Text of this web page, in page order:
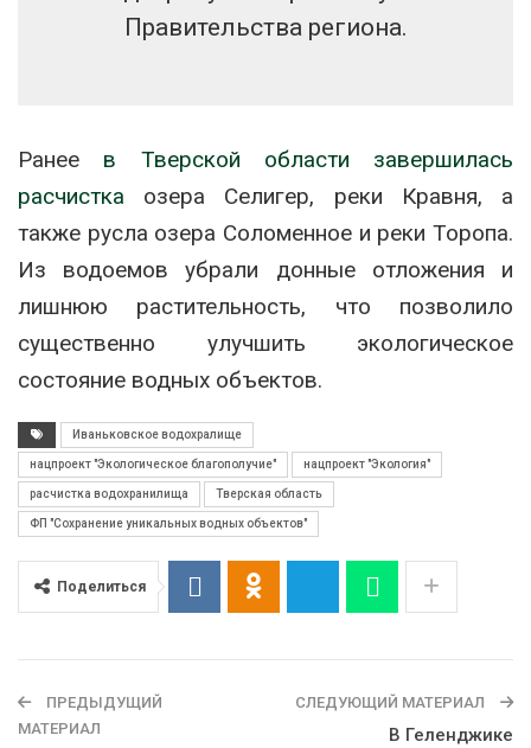
Правительства региона.
Ранее в Тверской области завершилась
расчистка озера Селигер, реки Кравня, а
также русла озера Соломенное и реки Торопа.
Из водоемов убрали донные отложения и
лишнюю растительность, что позволило
существенно улучшить экологическое
состояние водных объектов.
Иваньковское водохралище
нацпроект "Экологическое благополучие" нацпроект "Экология"
расчистка водохранилища Тверская область
ФП "Сохранение уникальных водных объектов"
Поделиться
ПРЕДЫДУЩИЙ
МАТЕРИАЛ
СЛЕДУЮЩИЙ МАТЕРИАЛ
В Геленджике